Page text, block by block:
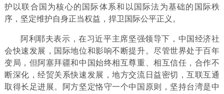
护以联合国为核心的国际体系和以国际法为基础的国际秩
序，坚定维护自身正当权益，捍卫国际公平正义。
阿利耶夫表示，在习近平主席坚强领导下，中国经济社
会快速发展，国际地位和影响不断提升。尽管世界处于百年
变局，但阿塞拜疆和中国始终相互尊重、相互信任，合作不
断深化，经贸关系快速发展，地方交流日益密切，互联互通
取得长足进展。阿方坚定恪守一个中国原则，坚持台湾是中